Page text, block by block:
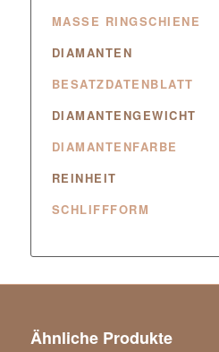
MASSE RINGSCHIENE
DIAMANTEN
BESATZDATENBLATT
DIAMANTENGEWICHT
DIAMANTENFARBE
REINHEIT
SCHLIFFFORM
Ähnliche Produkte